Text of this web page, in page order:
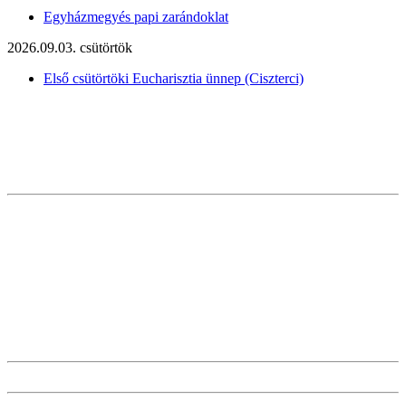
Egyházmegyés papi zarándoklat
2026.09.03. csütörtök
Első csütörtöki Eucharisztia ünnep (Ciszterci)